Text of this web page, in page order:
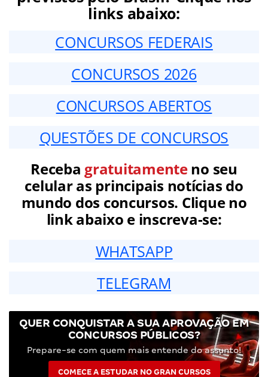
links abaixo:
CONCURSOS FEDERAIS
CONCURSOS 2026
CONCURSOS ABERTOS
QUESTÕES DE CONCURSOS
Receba gratuitamenteno seu
celular as principais notícias do
mundo dos concursos. Clique no
link abaixo e inscreva-se:
WHATSAPP
TELEGRAM
QUER CONQUISTAR A SUA APROVAÇÃO EM
CONCURSOS PÚBLICOS?
Prepare-se com quem mais entende do assunto!
COMECE A ESTUDAR NO GRAN CURSOS